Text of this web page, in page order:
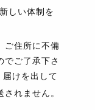
しい体制を
住所に不備
でご了承下さ
届けを出して
れません。